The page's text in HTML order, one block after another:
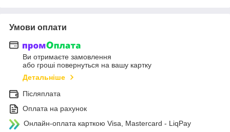
Умови оплати
Ви отримаєте замовлення
або гроші повернуться на вашу картку
Детальніше
Післяплата
Оплата на рахунок
Онлайн-оплата карткою Visa, Mastercard - LiqPay